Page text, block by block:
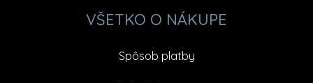
VŠETKO O NÁKUPE
Spôsob platby